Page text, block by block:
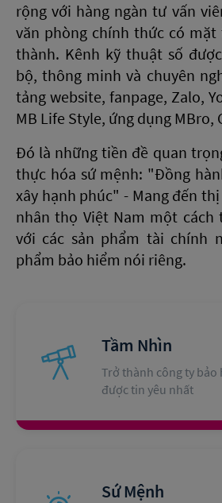
rộng với hàng ngàn tư vấn
văn phòng chính thức có
thành. Kênh kỹ thuật số
bộ, thông minh và chuyên
tảng website, fanpage, Zalo,
MB Life Style, ứng dụng MBro,
Đó là những tiền đề quan
thực hóa sứ mệnh: "Đồng
xây hạnh phúc" - Mang đến
nhân thọ Việt Nam một cách
với các sản phẩm tài chính
phẩm bảo hiểm nói riêng.
Tầm Nhìn
Trở thành công ty bảo
được tin yêu nhất
Sứ Mệnh